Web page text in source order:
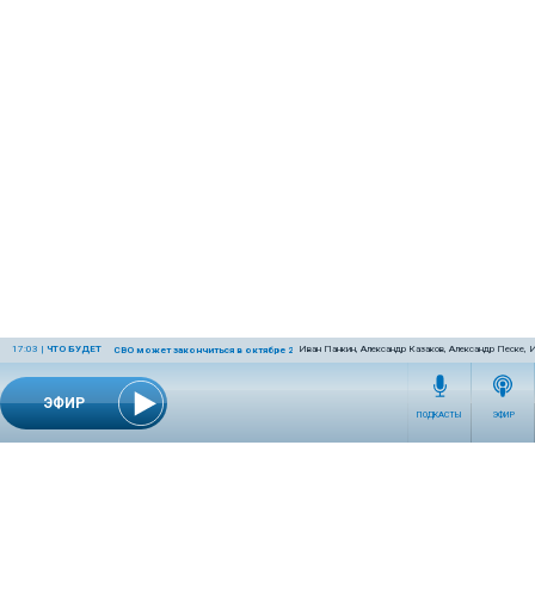
ЭФИР
17:03 | ЧТО БУДЕТ СВО может закончиться в октябре 2026 годаИван Панкин, Александр Казаков, Александр Песке,
ПОДКАСТЫ ЭФИР